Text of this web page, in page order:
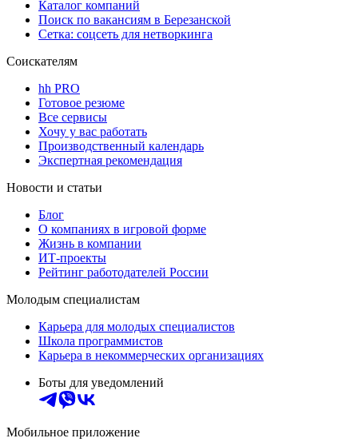
Каталог компаний
Поиск по вакансиям в Березанской
Сетка: соцсеть для нетворкинга
Соискателям
hh PRO
Готовое резюме
Все сервисы
Хочу у вас работать
Производственный календарь
Экспертная рекомендация
Новости и статьи
Блог
О компаниях в игровой форме
Жизнь в компании
ИТ-проекты
Рейтинг работодателей России
Молодым специалистам
Карьера для молодых специалистов
Школа программистов
Карьера в некоммерческих организациях
Боты для уведомлений
Мобильное приложение